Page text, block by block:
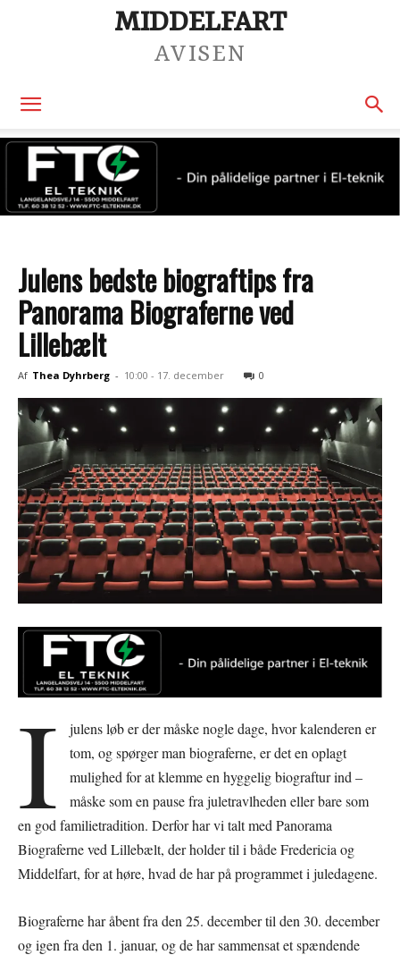
MIDDELFART
AVISEN
Julens bedste biograftips fra
Panorama Biograferne ved
Lillebælt
Af Thea Dyhrberg - 10:00 - 17. december 0
I
julens løb er der måske nogle dage, hvor kalenderen er
tom, og spørger man biograferne, er det en oplagt
mulighed for at klemme en hyggelig biograftur ind –
måske som en pause fra juletravlheden eller bare som
en god familietradition. Derfor har vi talt med Panorama
Biograferne ved Lillebælt, der holder til i både Fredericia og
Middelfart, for at høre, hvad de har på programmet i juledagene.
Biograferne har åbent fra den 25. december til den 30. december
og igen fra den 1. januar, og de har sammensat et spændende